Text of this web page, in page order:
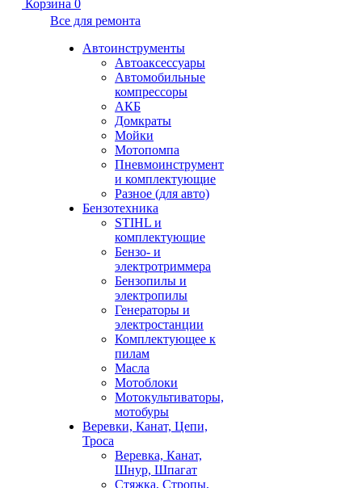
Корзина 0
Все для ремонта
Автоинструменты
Автоаксессуары
Автомобильные
компрессоры
АКБ
Домкраты
Мойки
Мотопомпа
Пневмоинструмент
и комплектующие
Разное (для авто)
Бензотехника
STIHL и
комплектующие
Бензо- и
электротриммера
Бензопилы и
электропилы
Генераторы и
электростанции
Комплектующее к
пилам
Масла
Мотоблоки
Мотокультиваторы,
мотобуры
Веревки, Канат, Цепи,
Троса
Веревка, Канат,
Шнур, Шпагат
Стяжка, Стропы,